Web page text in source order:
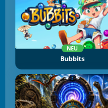
NEU
Bubbits